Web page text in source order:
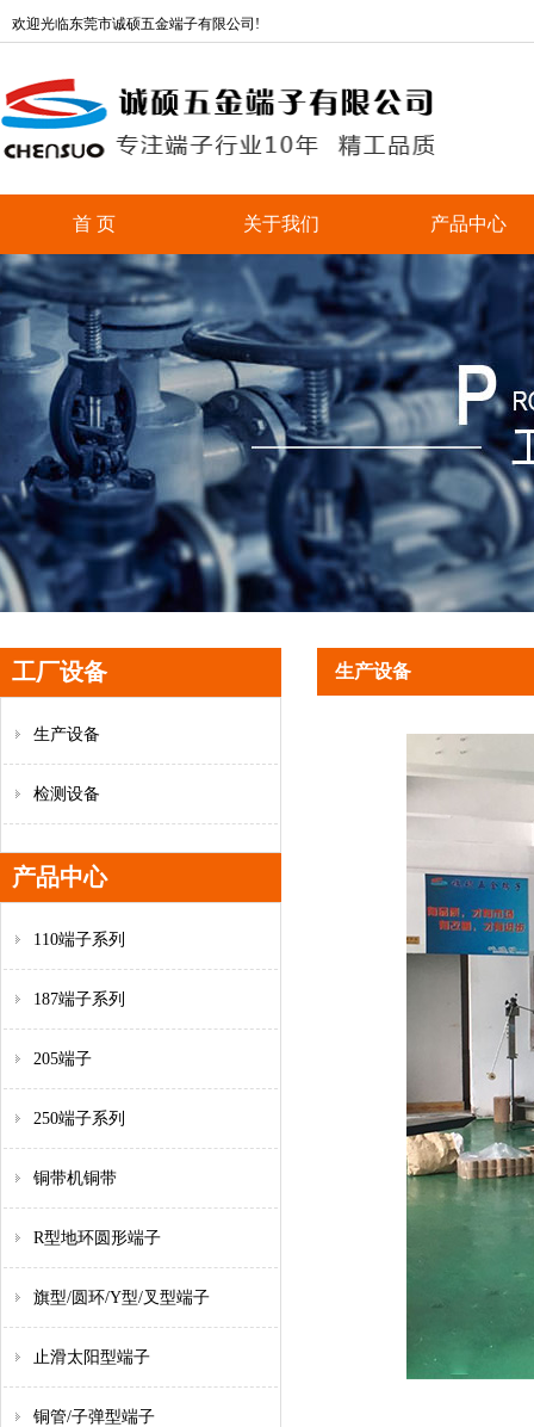
欢迎光临东莞市诚硕五金端子有限公司!
首 页 关于我们 产品中心
工厂设备
生产设备
检测设备
产品中心
110端子系列
187端子系列
205端子
250端子系列
铜带机铜带
R型地环圆形端子
旗型/圆环/Y型/叉型端子
止滑太阳型端子
铜管/子弹型端子
生产设备